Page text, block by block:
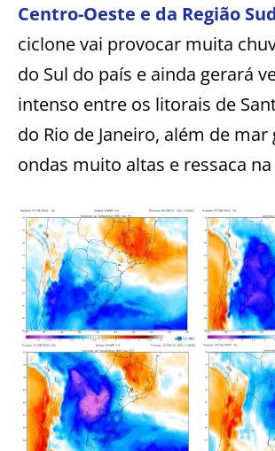
Centro-Oeste e da Região
ciclone vai provocar muita
do Sul do país e ainda gerará
intenso entre os litorais de
do Rio de Janeiro, além de
ondas muito altas e ressaca